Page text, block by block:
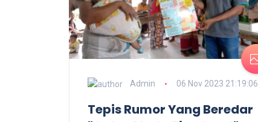
Admin 06 Nov 2023 21:19:06
Tepis Rumor Yang Beredar